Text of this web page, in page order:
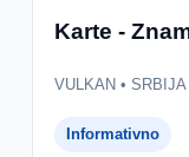
Karte -
VULKAN • SRBIJA
Informativno